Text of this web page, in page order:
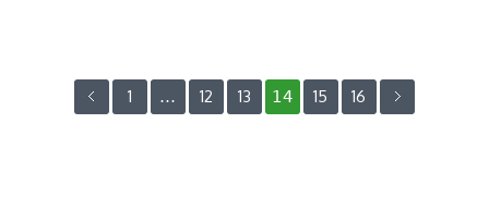
1 … 12 13 14 15 16